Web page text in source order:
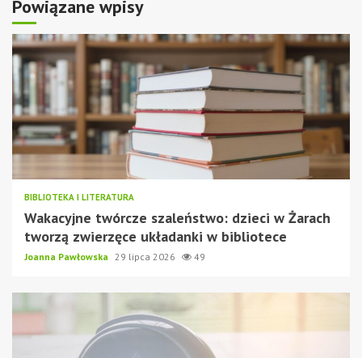
Powiązane wpisy
BIBLIOTEKA I LITERATURA
Wakacyjne twórcze szaleństwo: dzieci w Żarach
tworzą zwierzęce układanki w bibliotece
Joanna Pawłowska 29 lipca 2026 49